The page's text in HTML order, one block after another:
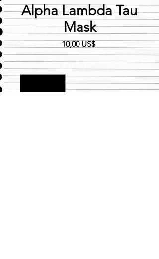
Alpha Lambda Tau
Mask
10,00 US$Precio
Cantidad *